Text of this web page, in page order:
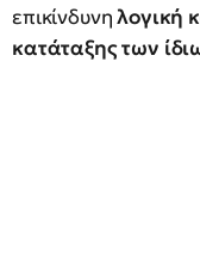
επικίνδυνηλογική
κατάταξης των